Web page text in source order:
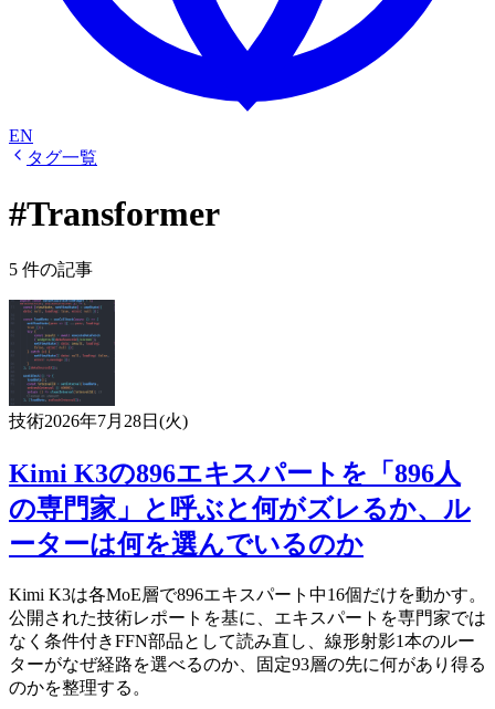
EN
タグ一覧
#Transformer
5 件の記事
技術2026年7月28日(火)
Kimi K3の896エキスパートを「896人
の専門家」と呼ぶと何がズレるか、ル
ーターは何を選んでいるのか
Kimi K3は各MoE層で896エキスパート中16個だけを動かす。
公開された技術レポートを基に、エキスパートを専門家では
なく条件付きFFN部品として読み直し、線形射影1本のルー
ターがなぜ経路を選べるのか、固定93層の先に何があり得る
のかを整理する。